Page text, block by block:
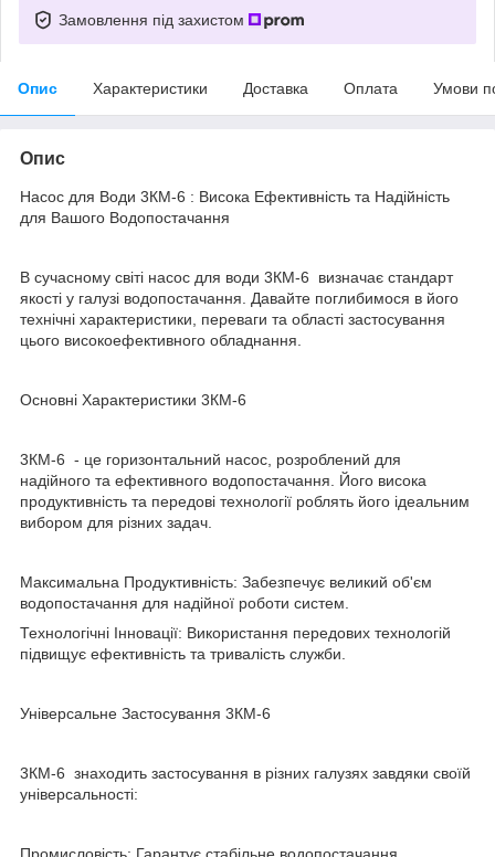
Замовлення під захистом
Опис Характеристики Доставка Оплата Умови
Опис
Насос для Води 3КМ-6 : Висока Ефективність та Надійність
для Вашого Водопостачання
В сучасному світі насос для води 3КМ-6 визначає стандарт
якості у галузі водопостачання. Давайте поглибимося в його
технічні характеристики, переваги та області застосування
цього високоефективного обладнання.
Основні Характеристики 3КМ-6
3КМ-6 - це горизонтальний насос, розроблений для
надійного та ефективного водопостачання. Його висока
продуктивність та передові технології роблять його ідеальним
вибором для різних задач.
Максимальна Продуктивність: Забезпечує великий об'єм
водопостачання для надійної роботи систем.
Технологічні Інновації: Використання передових технологій
підвищує ефективність та тривалість служби.
Універсальне Застосування 3КМ-6
3КМ-6 знаходить застосування в різних галузях завдяки своїй
універсальності:
Промисловість: Гарантує стабільне водопостачання